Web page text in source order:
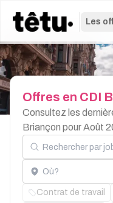
Les
Offres en CDI
Consultez les
Briançon pour Août
Rechercher par job,
Localisation
Contrat de travail